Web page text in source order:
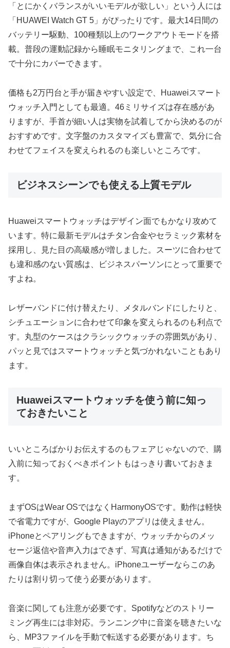
「とにかくバランスがいいモデルが欲しい」という人には
「HUAWEI Watch GT 5」がぴったりです。最大14日間の
バッテリー駆動、100種類以上のワークアウトモードを搭
載。普段の運動記録から睡眠モニタリングまで、これ一台
で十分にカバーできます。
価格も2万円台と手が届きやすい設定で、Huaweiスマート
ウォッチ入門としても最適。46ミリサイズは存在感があ
りますが、手首が細い人は実物を試着してから決めるのが
おすすめです。文字盤のカスタマイズも豊富で、気分に合
わせてフェイスを変えられるのも楽しいところです。
ビジネスシーンでも使える上質モデル
Huaweiスマートウォッチはデザイン面でもかなり攻めて
います。特に最新モデルはチタン合金やセラミック素材を
採用し、見た目の高級感が増しました。スーツに合わせて
も違和感のない質感は、ビジネスパーソンにとって重要で
すよね。
レザーバンドに付け替えたり、メタルバンドにしたりと、
シチュエーションに合わせて印象を変えられるのも利点で
す。丸型のケースはクラシックウォッチの雰囲気があり、
パッと見ではスマートウォッチと気づかれないこともあり
ます。
Huaweiスマートウォッチを使う前に知っ
ておきたいこと
いいところばかりお伝えするのもフェアじゃないので、購
入前に知っておくべきポイントもはっきり書いておきま
す。
まずOSはWear OSではなくHarmonyOSです。動作は軽快
で省電力ですが、Google Playのアプリは使えません。
iPhoneとペアリングもできますが、ウォッチからのメッ
セージ返信や音声入力はできず、写真は通知があるだけで
画像自体は表示されません。iPhoneユーザーならこのあ
たりは割り切って使う必要があります。
音楽に関しても注意が必要です。Spotifyなどのストリー
ミング再生には非対応。ランニング中に音楽を聴きたいな
ら、MP3ファイルを手動で転送する必要があります。ち